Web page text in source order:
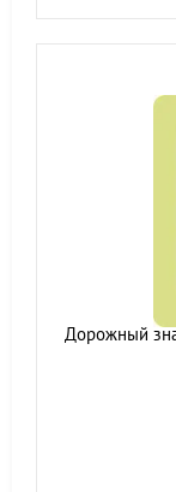
Дорожный